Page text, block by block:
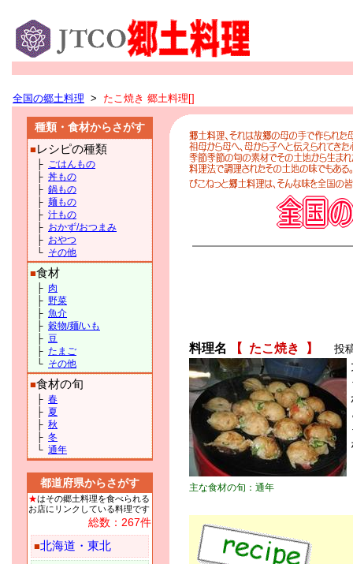
全国の郷土料理 > たこ焼き 郷土料理[]
種類・食材からさがす
■ レシピの種類
├ ごはんもの
├ 丼もの
├ 鍋もの
├ 麺もの
├ 汁もの
├ おかず/おつまみ
├ おやつ
└ その他
■食材
├ 肉
├ 野菜
├ 魚介
├ 穀物/麺/いも
├ 豆
├ たまご
└ その他
■食材の旬
├ 春
├ 夏
├ 秋
├ 冬
└ 通年
都道府県からさがす
★はその郷土料理を食べられる
お店にリンクしている料理です
総数：267件
■北海道・東北
料理名 【 たこ焼き 】
投
主な食材の旬：通年